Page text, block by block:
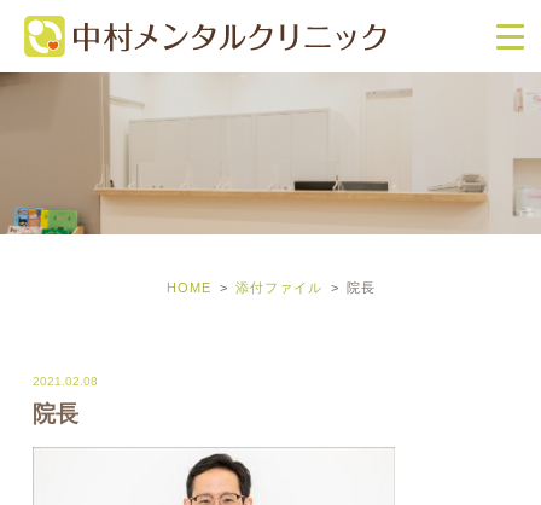
HOME 添付ファイル 院長
2021.02.08
院長